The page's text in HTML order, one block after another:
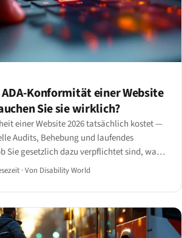
Konformität einer Website
Sie sie wirklich?
einer Website 2026 tatsächlich kostet —
Audits, Behebung und laufendes
Sie gesetzlich dazu verpflichtet sind, was
wann Fachleute hinzugezogen werden
·Von Disability World